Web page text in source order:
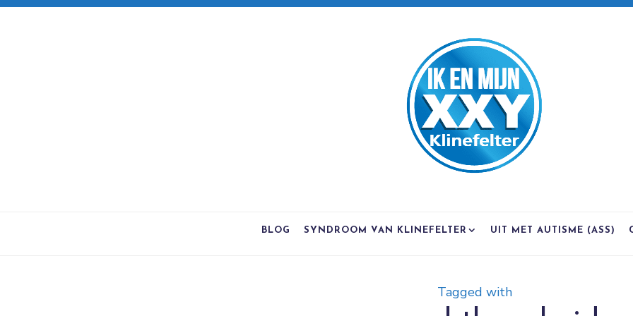
BLOG SYNDROOM VAN KLINEFELTER UIT MET AUTISME (ASS)
Tagged with